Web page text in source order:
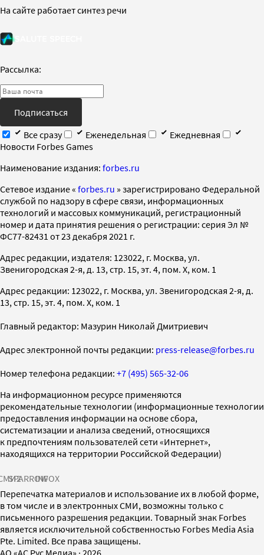
На сайте работает синтез речи
Рассылка:
Подписаться
Все сразу
Еженедельная
Ежедневная
Новости Forbes Games
Наименование издания: forbes.ru
Cетевое издание « forbes.ru » зарегистрировано Федеральной
службой по надзору в сфере связи, информационных
технологий и массовых коммуникаций, регистрационный
номер и дата принятия решения о регистрации: серия Эл №
ФС77-82431 от 23 декабря 2021 г.
Адрес редакции, издателя: 123022, г. Москва, ул.
Звенигородская 2-я, д. 13, стр. 15, эт. 4, пом. X, ком. 1
Адрес редакции: 123022, г. Москва, ул. Звенигородская 2-я, д.
13, стр. 15, эт. 4, пом. X, ком. 1
Главный редактор: Мазурин Николай Дмитриевич
Адрес электронной почты редакции: press-release@forbes.ru
Номер телефона редакции: +7 (495) 565-32-06
На информационном ресурсе применяются
рекомендательные технологии (информационные технологии
предоставления информации на основе сбора,
систематизации и анализа сведений, относящихся
к предпочтениям пользователей сети «Интернет»,
находящихся на территории Российской Федерации)
SPARROWINFOX
Перепечатка материалов и использование их в любой форме,
в том числе и в электронных СМИ, возможны только с
письменного разрешения редакции. Товарный знак Forbes
является исключительной собственностью Forbes Media Asia
Pte. Limited. Все права защищены.
AO «АС Рус Медиа» · 2026